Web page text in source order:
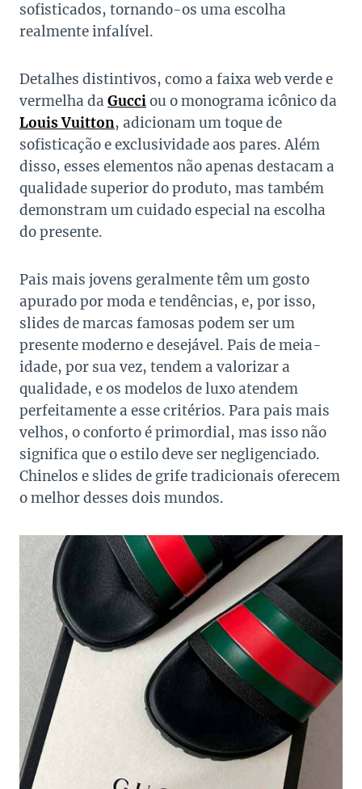
sofisticados, tornando-os uma escolha
realmente infalível.
Detalhes distintivos, como a faixa web verde e
vermelha da Gucciou o monograma icônico da
Louis Vuitton, adicionam um toque de
sofisticação e exclusividade aos pares. Além
disso, esses elementos não apenas destacam a
qualidade superior do produto, mas também
demonstram um cuidado especial na escolha
do presente.
Pais mais jovens geralmente têm um gosto
apurado por moda e tendências, e, por isso,
slides de marcas famosas podem ser um
presente moderno e desejável. Pais de meia-
idade, por sua vez, tendem a valorizar a
qualidade, e os modelos de luxo atendem
perfeitamente a esse critérios. Para pais mais
velhos, o conforto é primordial, mas isso não
significa que o estilo deve ser negligenciado.
Chinelos e slides de grife tradicionais oferecem
o melhor desses dois mundos.